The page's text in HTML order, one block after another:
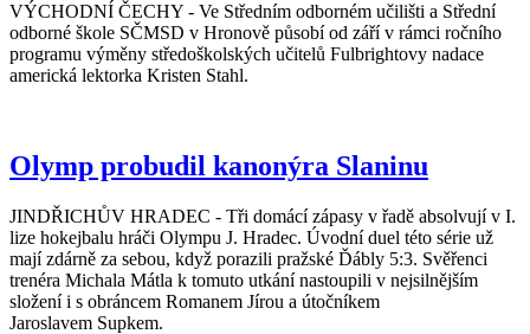
VÝCHODNÍ ČECHY - Ve Středním odborném učilišti a Střední
odborné škole SČMSD v Hronově působí od září v rámci ročního
programu výměny středoškolských učitelů Fulbrightovy nadace
americká lektorka Kristen Stahl.
Olymp probudil kanonýra Slaninu
JINDŘICHŮV HRADEC - Tři domácí zápasy v řadě absolvují v I.
lize hokejbalu hráči Olympu J. Hradec. Úvodní duel této série už
mají zdárně za sebou, když porazili pražské Ďábly 5:3. Svěřenci
trenéra Michala Mátla k tomuto utkání nastoupili v nejsilnějším
složení i s obráncem Romanem Jírou a útočníkem
Jaroslavem Supkem.